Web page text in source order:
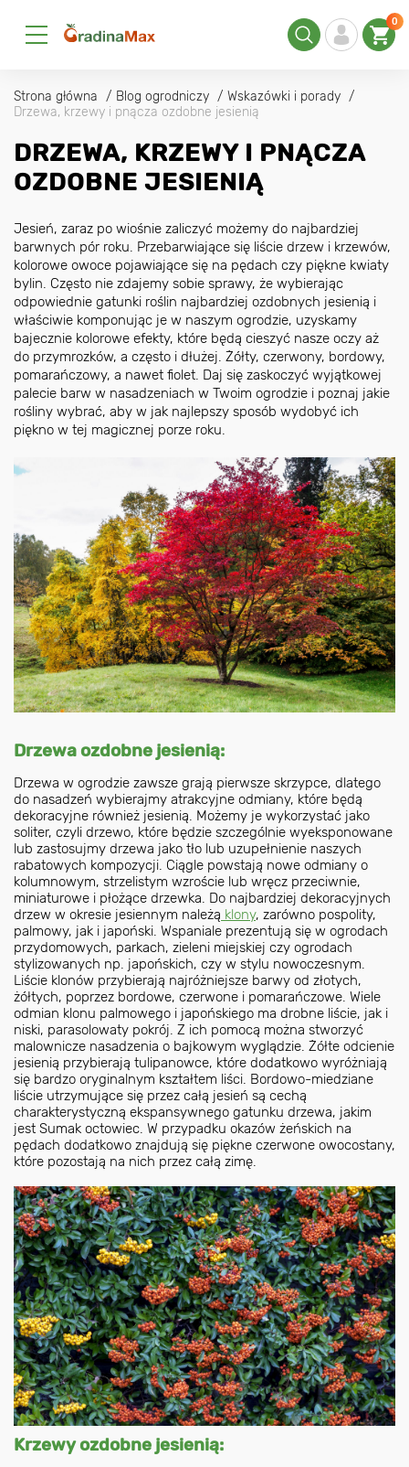
0
Strona główna Blog ogrodniczy
Wskazówki i porady
Drzewa, krzewy i pnącza ozdobne jesienią
DRZEWA, KRZEWY I PNĄCZA
OZDOBNE JESIENIĄ
Jesień, zaraz po wiośnie zaliczyć możemy do najbardziej
barwnych pór roku. Przebarwiające się liście drzew i krzewów,
kolorowe owoce pojawiające się na pędach czy piękne kwiaty
bylin. Często nie zdajemy sobie sprawy, że wybierając
odpowiednie gatunki roślin najbardziej ozdobnych jesienią i
właściwie komponując je w naszym ogrodzie, uzyskamy
bajecznie kolorowe efekty, które będą cieszyć nasze oczy aż
do przymrozków, a często i dłużej. Żółty, czerwony, bordowy,
pomarańczowy, a nawet fiolet. Daj się zaskoczyć wyjątkowej
palecie barw w nasadzeniach w Twoim ogrodzie i poznaj jakie
rośliny wybrać, aby w jak najlepszy sposób wydobyć ich
piękno w tej magicznej porze roku.
Drzewa ozdobne jesienią:
Drzewa w ogrodzie zawsze grają pierwsze skrzypce, dlatego
do nasadzeń wybierajmy atrakcyjne odmiany, które będą
dekoracyjne również jesienią. Możemy je wykorzystać jako
soliter, czyli drzewo, które będzie szczególnie wyeksponowane
lub zastosujmy drzewa jako tło lub uzupełnienie naszych
rabatowych kompozycji. Ciągle powstają nowe odmiany o
kolumnowym, strzelistym wzroście lub wręcz przeciwnie,
miniaturowe i płożące drzewka. Do najbardziej dekoracyjnych
drzew w okresie jesiennym należą klony, zarówno pospolity,
palmowy, jak i japoński. Wspaniale prezentują się w ogrodach
przydomowych, parkach, zieleni miejskiej czy ogrodach
stylizowanych np. japońskich, czy w stylu nowoczesnym.
Liście klonów przybierają najróżniejsze barwy od złotych,
żółtych, poprzez bordowe, czerwone i pomarańczowe. Wiele
odmian klonu palmowego i japońskiego ma drobne liście, jak i
niski, parasolowaty pokrój. Z ich pomocą można stworzyć
malownicze nasadzenia o bajkowym wyglądzie. Żółte odcienie
jesienią przybierają tulipanowce, które dodatkowo wyróżniają
się bardzo oryginalnym kształtem liści. Bordowo-miedziane
liście utrzymujące się przez całą jesień są cechą
charakterystyczną ekspansywnego gatunku drzewa, jakim
jest Sumak octowiec. W przypadku okazów żeńskich na
pędach dodatkowo znajdują się piękne czerwone owocostany,
które pozostają na nich przez całą zimę.
Krzewy ozdobne jesienią: